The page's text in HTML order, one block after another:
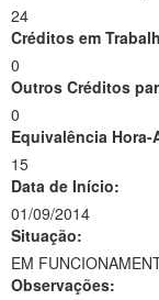
24
Créditos em
0
Outros Créditos
0
Equivalência
15
Data de Início:
01/09/2014
Situação:
EM
Observações: